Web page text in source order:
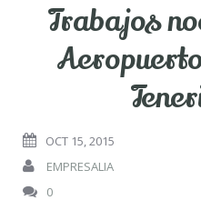
Trabajos
OCT 15, 2015
EMPRESALIA
0